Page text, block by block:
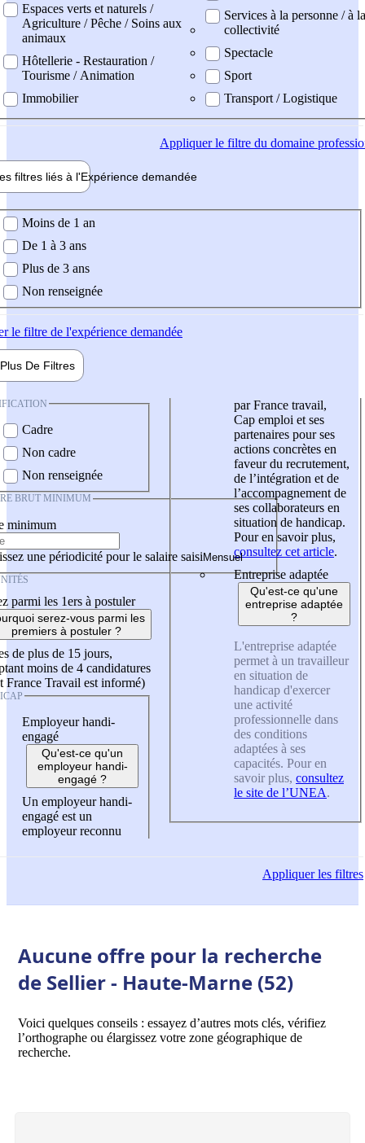
Espaces verts et naturels /
Agriculture / Pêche / Soins aux
animaux
Hôtellerie - Restauration /
Tourisme / Animation
Immobilier
Services à la personne / à la
collectivité
Spectacle
Sport
Transport / Logistique
Appliquerle filtre du domaine
filtres liés à l'Expérience demandée
demandée
Moins de 1 an
De 1 à 3 ans
Plus de 3 ans
Non renseignée
le filtre de l'expérience demandée
Plus De Filtres
Cadre
Non cadre
Non renseignée
BRUT MINIMUM
minimum
une périodicité pour le salaire saisi
parmi les 1ers à postuler
serez-vous parmi les
premiers à postuler ?
de plus de 15 jours,
moins de 4 candidatures
France Travail est informé)
Employeur handi-
engagé
Qu'est-ce qu'un
employeur handi-
engagé ?
Un employeur handi-
engagé est un
employeur reconnu
par France travail,
Cap emploi et ses
partenaires pour ses
actions concrètes en
faveur du recrutement,
de l’intégration et de
l’accompagnement de
ses collaborateurs en
situation de handicap.
Pour en savoir plus,
consultez cet article.
Entreprise adaptée
Qu'est-ce qu'une
entreprise adaptée
?
L'entreprise adaptée
permet à un travailleur
en situation de
handicap d'exercer
une activité
professionnelle dans
des conditions
adaptées à ses
capacités. Pour en
savoir plus, consultez
le site de l’UNEA.
Appliquerles filtres
Aucune offre pour la recherche
de Sellier - Haute-Marne (52)
Voici quelques conseils : essayez d’autres mots clés, vérifiez
l’orthographe ou élargissez votre zone géographique de
recherche.